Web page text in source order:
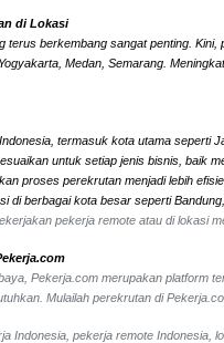
di Lokasi
berkembang sangat penting.
Medan, Semarang.
termasuk kota utama seperti
untuk setiap jenis bisnis, baik
proses perekrutan menjadi lebih
di berbagai kota besar seperti
pekerja remote atau di lokasi
Pekerja.com merupakan
Mulailah perekrutan di
Indonesia, pekerja remote Indonesia,